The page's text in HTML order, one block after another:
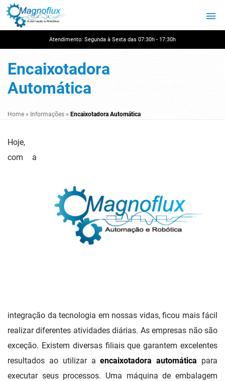
Atendimento: Segunda à Sexta das 07:30h - 17:30h
Encaixotadora
Automática
Home » Informações » Encaixotadora Automática
Hoje,
com a
integração da tecnologia em nossas vidas, ficou mais fácil
realizar diferentes atividades diárias. As empresas não são
exceção. Existem diversas filiais que garantem excelentes
resultados ao utilizar aencaixotadora automática para
executar seus processos. Uma máquina de embalagem